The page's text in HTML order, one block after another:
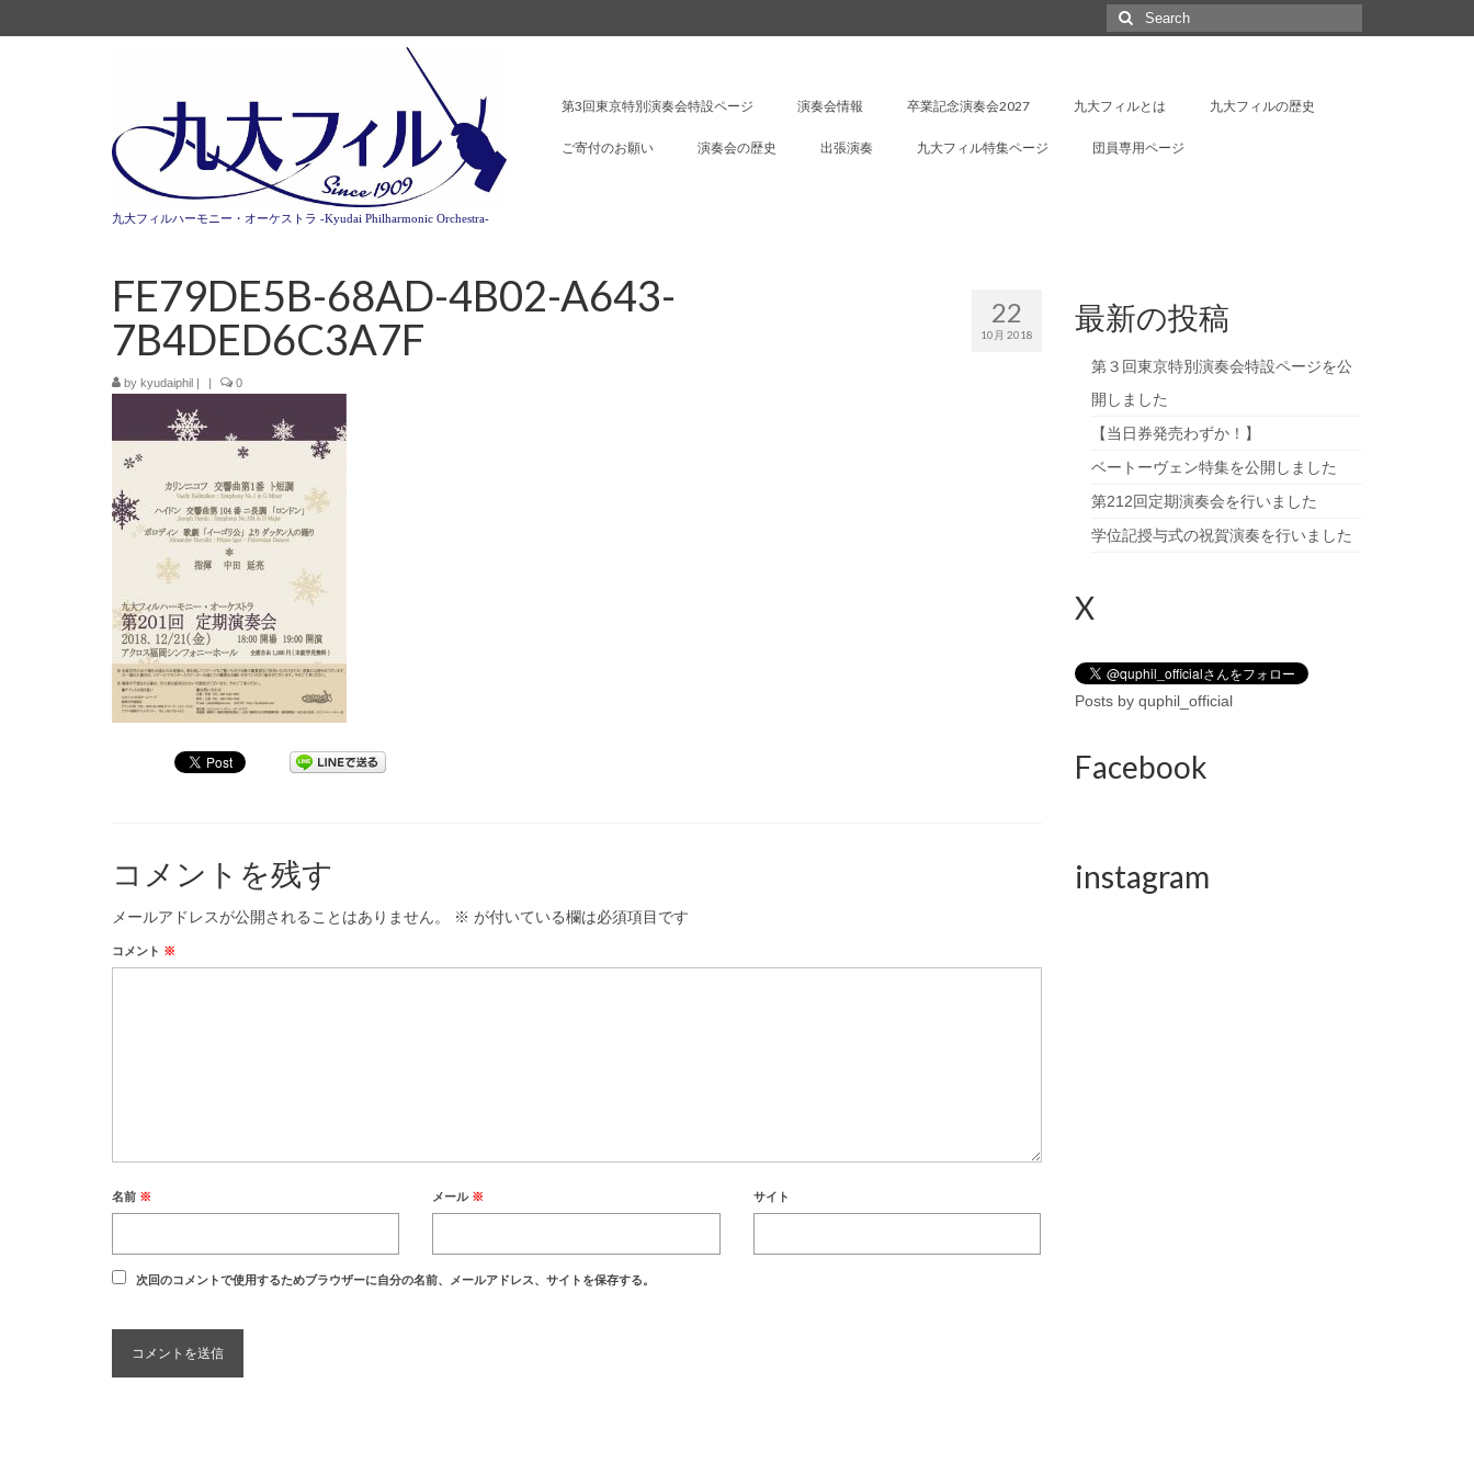
Search
for:
九大フィルハーモニー・オーケストラ -Kyudai Philharmonic Orchestra-
第3回東京特別演奏会特設ページ 演奏会情報 卒業記念演奏会2027 九大フィルとは 九大フィルの歴史
ご寄付のお願い 演奏会の歴史 出張演奏 九大フィル特集ページ 団員専用ページ
22
10月 2018
FE79DE5B-68AD-4B02-A643-
7B4DED6C3A7F
by kyudaiphil | | 0
コメントを残す
メールアドレスが公開されることはありません。 ※ が付いている欄は必須項目です
コメント ※
名前 ※ メール ※ サイト
次回のコメントで使用するためブラウザーに自分の名前、メールアドレス、サイトを保存する。
最新の投稿
第３回東京特別演奏会特設ページを公
開しました
【当日券発売わずか！】
ベートーヴェン特集を公開しました
第212回定期演奏会を行いました
学位記授与式の祝賀演奏を行いました
X
Posts by quphil_official
Facebook
instagram